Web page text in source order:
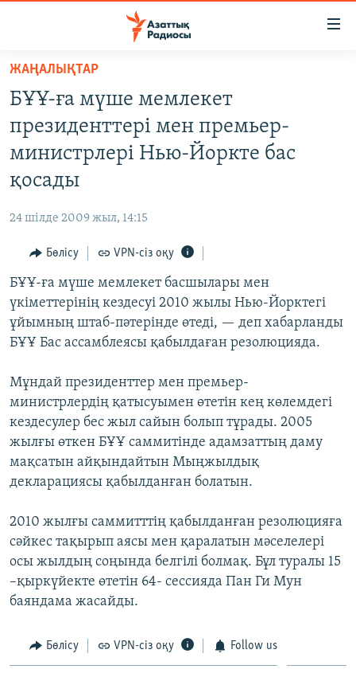
Skip
main
content
Skip
to
main
Skip
Search
AZATTYQTV
ӘЛЕУМЕТ
ӘЛЕМ
АРНАЙЫ ЖОБАЛАР
Русский
Басқа тілдерде
ЖАҢАЛЫҚТАР
БҰҰ-ға мүше мемлекет
президенттері мен премьер-
министрлері Нью-Йоркте бас
қосады
24 шілде 2009 жыл, 14:15
Бөлісу VPN-сіз оқу
БҰҰ-ға мүше мемлекет басшылары мен
үкіметтерінің кездесуі 2010 жылы Нью-Йорктегі
ұйымның штаб-пәтерінде өтеді, — деп хабарланды
БҰҰ Бас ассамблеясы қабылдаған резолюцияда.
Мұндай президенттер мен премьер-
министрлердің қатысуымен өтетін кең көлемдегі
кездесулер бес жыл сайын болып тұрады. 2005
жылғы өткен БҰҰ саммитінде адамзаттың даму
мақсатын айқындайтын Мыңжылдық
декларациясы қабылданған болатын.
2010 жылғы саммитттің қабылданған резолюцияға
сәйкес тақырып аясы мен қаралатын мәселелері
осы жылдың соңында белгілі болмақ. Бұл туралы 15
–қыркүйекте өтетін 64- сессияда Пан Ги Мун
баяндама жасайды.
Бөлісу VPN-сіз оқу Follow us